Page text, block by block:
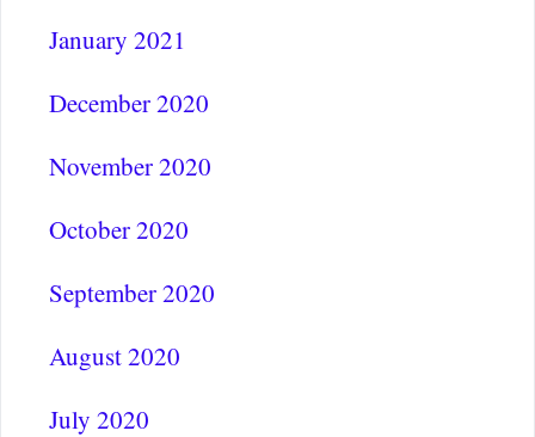
January 2021
December 2020
November 2020
October 2020
September 2020
August 2020
July 2020